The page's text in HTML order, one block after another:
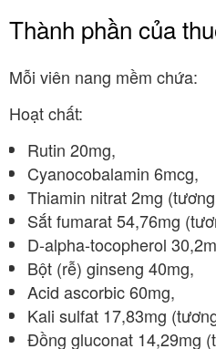
Thành phần của
Mỗi viên nang mềm chứa:
Hoạt chất:
Rutin 20mg,
Cyanocobalamin 6mcg,
Thiamin nitrat 2mg
Sắt fumarat 54,76mg
D-alpha-tocopherol
Bột (rễ) ginseng 40mg,
Acid ascorbic 60mg,
Kali sulfat 17,83mg
Đồng gluconat 14,29mg